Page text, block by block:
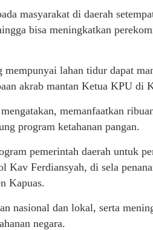
masyarakat di daerah
bisa meningkatkan
lahan tidur dapat
akrab mantan Ketua KPU di
memanfaatkan
program ketahanan pangan.
pemerintah daerah untuk
Kav Ferdiansyah, di sela
Kapuas.
nasional dan lokal, serta
negara.